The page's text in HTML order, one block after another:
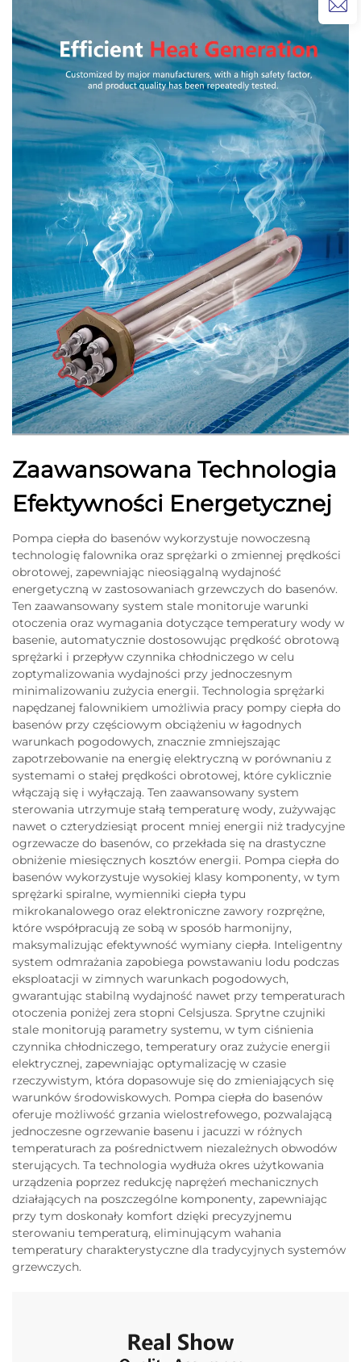
Zaawansowana Technologia
Efektywności Energetycznej
Pompa ciepła do basenów wykorzystuje nowoczesną
technologię falownika oraz sprężarki o zmiennej prędkości
obrotowej, zapewniając nieosiągalną wydajność
energetyczną w zastosowaniach grzewczych do basenów.
Ten zaawansowany system stale monitoruje warunki
otoczenia oraz wymagania dotyczące temperatury wody w
basenie, automatycznie dostosowując prędkość obrotową
sprężarki i przepływ czynnika chłodniczego w celu
zoptymalizowania wydajności przy jednoczesnym
minimalizowaniu zużycia energii. Technologia sprężarki
napędzanej falownikiem umożliwia pracy pompy ciepła do
basenów przy częściowym obciążeniu w łagodnych
warunkach pogodowych, znacznie zmniejszając
zapotrzebowanie na energię elektryczną w porównaniu z
systemami o stałej prędkości obrotowej, które cyklicznie
włączają się i wyłączają. Ten zaawansowany system
sterowania utrzymuje stałą temperaturę wody, zużywając
nawet o czterydziesiąt procent mniej energii niż tradycyjne
ogrzewacze do basenów, co przekłada się na drastyczne
obniżenie miesięcznych kosztów energii. Pompa ciepła do
basenów wykorzystuje wysokiej klasy komponenty, w tym
sprężarki spiralne, wymienniki ciepła typu
mikrokanalowego oraz elektroniczne zawory rozprężne,
które współpracują ze sobą w sposób harmonijny,
maksymalizując efektywność wymiany ciepła. Inteligentny
system odmrażania zapobiega powstawaniu lodu podczas
eksploatacji w zimnych warunkach pogodowych,
gwarantując stabilną wydajność nawet przy temperaturach
otoczenia poniżej zera stopni Celsjusza. Sprytne czujniki
stale monitorują parametry systemu, w tym ciśnienia
czynnika chłodniczego, temperatury oraz zużycie energii
elektrycznej, zapewniając optymalizację w czasie
rzeczywistym, która dopasowuje się do zmieniających się
warunków środowiskowych. Pompa ciepła do basenów
oferuje możliwość grzania wielostrefowego, pozwalającą
jednoczesne ogrzewanie basenu i jacuzzi w różnych
temperaturach za pośrednictwem niezależnych obwodów
sterujących. Ta technologia wydłuża okres użytkowania
urządzenia poprzez redukcję naprężeń mechanicznych
działających na poszczególne komponenty, zapewniając
przy tym doskonały komfort dzięki precyzyjnemu
sterowaniu temperaturą, eliminującym wahania
temperatury charakterystyczne dla tradycyjnych systemów
grzewczych.